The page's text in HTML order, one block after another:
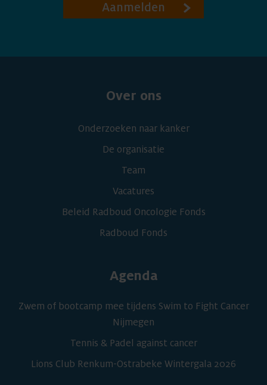
Aanmelden
Over ons
Onderzoeken naar kanker
De organisatie
Team
Vacatures
Beleid Radboud Oncologie Fonds
Radboud Fonds
Agenda
Zwem of bootcamp mee tijdens Swim to Fight Cancer
Nijmegen
Tennis & Padel against cancer
Lions Club Renkum-Ostrabeke Wintergala 2026